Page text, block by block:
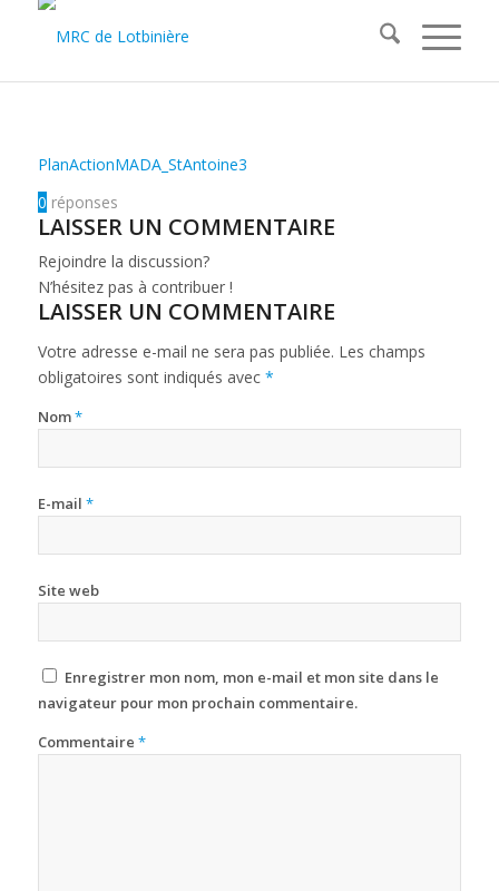
PlanActionMADA_StAntoine3
0 réponses
LAISSER UN COMMENTAIRE
Rejoindre la discussion?
N’hésitez pas à contribuer !
LAISSER UN COMMENTAIRE
Votre adresse e-mail ne sera pas publiée. Les champs
obligatoires sont indiqués avec *
Nom*
E-mail *
Site web
Enregistrer mon nom, mon e-mail et mon site dans le
navigateur pour mon prochain commentaire.
Commentaire *